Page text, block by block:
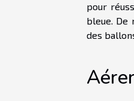
pour
bleue. De
des